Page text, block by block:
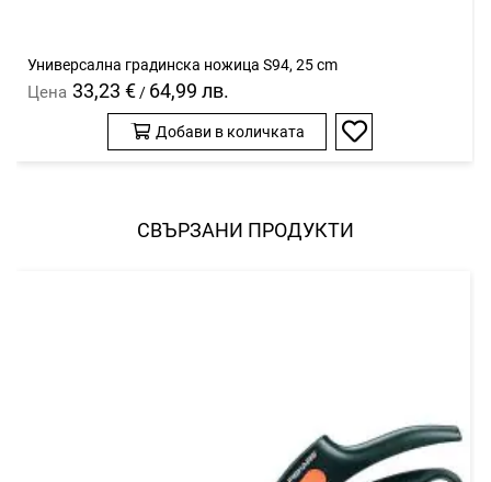
Универсална градинска ножица S94, 25 cm
Цена 33,23 €/ 64,99 лв.
Добави в количката
Добави
СВЪРЗАНИ ПРОДУКТИ